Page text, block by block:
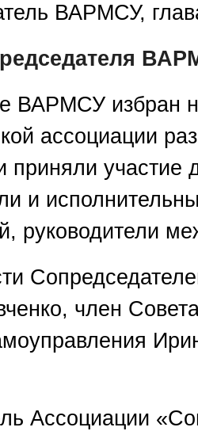
ВАРМСУ,
ВАРМСУ избран
ассоциации
приняли участие
и
руководители
член
Ассоциации